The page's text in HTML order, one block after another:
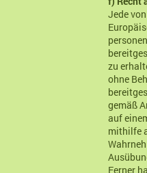
Jede
zu
ohne
gemäß
auf
mithilfe
Ferner